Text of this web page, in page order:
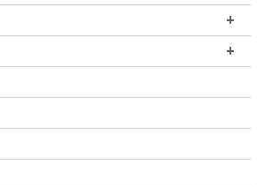
+
+